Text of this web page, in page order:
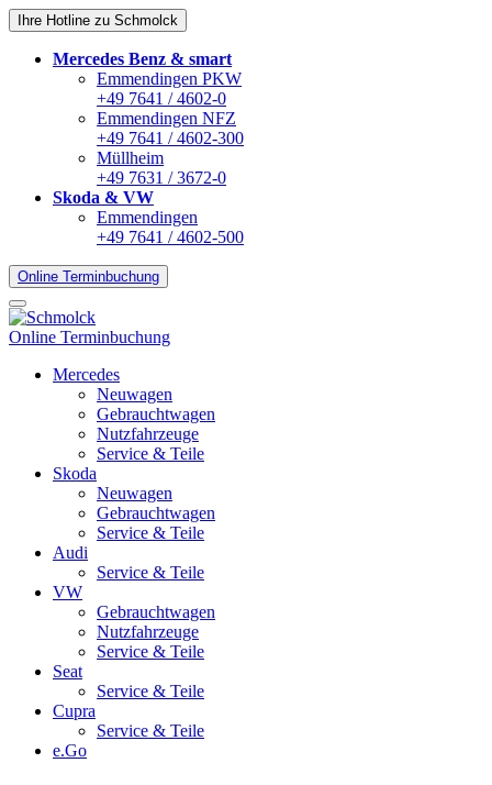
Ihre Hotline zu Schmolck
Mercedes Benz & smart
Emmendingen PKW
+49 7641 / 4602-0
Emmendingen NFZ
+49 7641 / 4602-300
Müllheim
+49 7631 / 3672-0
Skoda & VW
Emmendingen
+49 7641 / 4602-500
Online Terminbuchung
Online Terminbuchung
Mercedes
Neuwagen
Gebrauchtwagen
Nutzfahrzeuge
Service & Teile
Skoda
Neuwagen
Gebrauchtwagen
Service & Teile
Audi
Service & Teile
VW
Gebrauchtwagen
Nutzfahrzeuge
Service & Teile
Seat
Service & Teile
Cupra
Service & Teile
e.Go